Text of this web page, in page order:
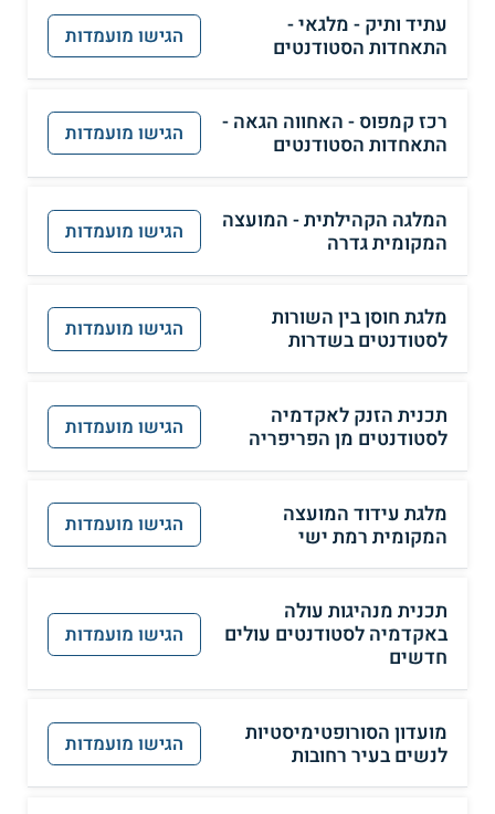
עתיד ותיק - מלגאי -
התאחדות הסטודנטים
הגישו מועמדות
רכז קמפוס - האחווה הגאה -
התאחדות הסטודנטים
הגישו מועמדות
המלגה הקהילתית - המועצה
המקומית גדרה
הגישו מועמדות
מלגת חוסן בין השורות
לסטודנטים בשדרות
הגישו מועמדות
תכנית הזנק לאקדמיה
לסטודנטים מן הפריפריה
הגישו מועמדות
מלגת עידוד המועצה
המקומית רמת ישי
הגישו מועמדות
תכנית מנהיגות עולה
באקדמיה לסטודנטים עולים
חדשים
הגישו מועמדות
מועדון הסורופטימיסטיות
לנשים בעיר רחובות
הגישו מועמדות